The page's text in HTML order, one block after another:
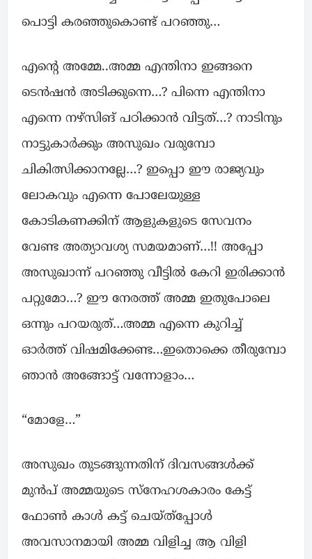
പൊട്ടി കരഞ്ഞുകൊണ്ട് പറഞ്ഞു…
എന്റെ അമ്മേ..അമ്മ എന്തിനാ ഇങ്ങനെ
ടെൻഷൻ അടിക്കുന്നെ…? പിന്നെ എന്തിനാ
എന്നെ നഴ്സിങ് പഠിക്കാൻ വിട്ടത്…? നാടിനും
നാട്ടുകാർക്കും അസുഖം വരുമ്പോ
ചികിത്സിക്കാനല്ലേ…? ഇപ്പൊ ഈ രാജ്യവും
ലോകവും എന്നെ പോലേയുള്ള
കോടികണക്കിന് ആളുകളുടെ സേവനം
വേണ്ട അത്യാവശ്യ സമയമാണ്…!! അപ്പോ
അസുഖാന്ന് പറഞ്ഞു വീട്ടിൽ കേറി ഇരിക്കാൻ
പറ്റുമോ…? ഈ നേരത്ത് അമ്മ ഇതുപോലെ
ഒന്നും പറയരുത്…അമ്മ എന്നെ കുറിച്ച്
ഓർത്ത് വിഷമിക്കേണ്ട…ഇതൊക്കെ തീരുമ്പോ
ഞാൻ അങ്ങോട്ട്‌ വന്നോളാം…
“മോളേ…”
അസുഖം തുടങ്ങുന്നതിന് ദിവസങ്ങൾക്ക്
മുൻപ് അമ്മയുടെ സ്നേഹശകാരം കേട്ട്
ഫോൺ കാൾ കട്ട് ചെയ്ത്പ്പോൾ
അവസാനമായി അമ്മ വിളിച്ച ആ വിളി